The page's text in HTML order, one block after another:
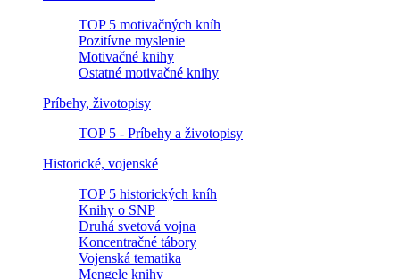
TOP 5 motivačných kníh
Pozitívne myslenie
Motivačné knihy
Ostatné motivačné knihy
Príbehy, životopisy
TOP 5 - Príbehy a životopisy
Historické, vojenské
TOP 5 historických kníh
Knihy o SNP
Druhá svetová vojna
Koncentračné tábory
Vojenská tematika
Mengele knihy